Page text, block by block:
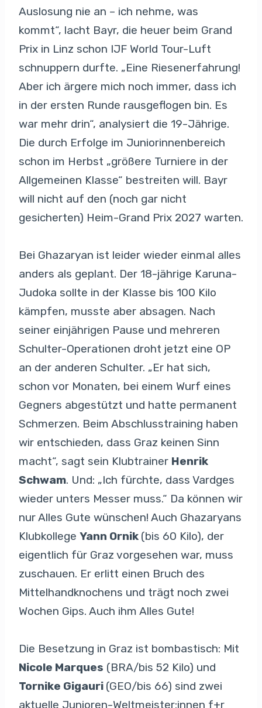
Auslosung nie an – ich nehme, was
kommt“, lacht Bayr, die heuer beim Grand
Prix in Linz schon IJF World Tour-Luft
schnuppern durfte. „Eine Riesenerfahrung!
Aber ich ärgere mich noch immer, dass ich
in der ersten Runde rausgeflogen bin. Es
war mehr drin“, analysiert die 19-Jährige.
Die durch Erfolge im Juniorinnenbereich
schon im Herbst „größere Turniere in der
Allgemeinen Klasse“ bestreiten will. Bayr
will nicht auf den (noch gar nicht
gesicherten) Heim-Grand Prix 2027 warten.
Bei Ghazaryan ist leider wieder einmal alles
anders als geplant. Der 18-jährige Karuna-
Judoka sollte in der Klasse bis 100 Kilo
kämpfen, musste aber absagen. Nach
seiner einjährigen Pause und mehreren
Schulter-Operationen droht jetzt eine OP
an der anderen Schulter. „Er hat sich,
schon vor Monaten, bei einem Wurf eines
Gegners abgestützt und hatte permanent
Schmerzen. Beim Abschlusstraining haben
wir entschieden, dass Graz keinen Sinn
macht“, sagt sein Klubtrainer Henrik
Schwam. Und: „Ich fürchte, dass Vardges
wieder unters Messer muss.“ Da können wir
nur Alles Gute wünschen! Auch Ghazaryans
Klubkollege Yann Ornik (bis 60 Kilo), der
eigentlich für Graz vorgesehen war, muss
zuschauen. Er erlitt einen Bruch des
Mittelhandknochens und trägt noch zwei
Wochen Gips. Auch ihm Alles Gute!
Die Besetzung in Graz ist bombastisch: Mit
Nicole Marques (BRA/bis 52 Kilo) und
Tornike Gigauri (GEO/bis 66) sind zwei
aktuelle Junioren-Weltmeister:innen f+r